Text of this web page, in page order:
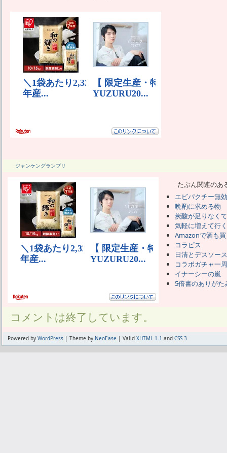
ジャンケングランプリ
たぶん関連のあ
エビパクチー無
晩酌に求める物
炭酸が足りなく
気軽に増えて行
Amazonで酒も
コラピス
日清とデスソース
コラボガチャ一
イナーシーの嵐
5倍書のありが
コメントは終了しています。
Powered by WordPress | Theme by NeoEase | Valid XHTML 1.1 and CSS 3